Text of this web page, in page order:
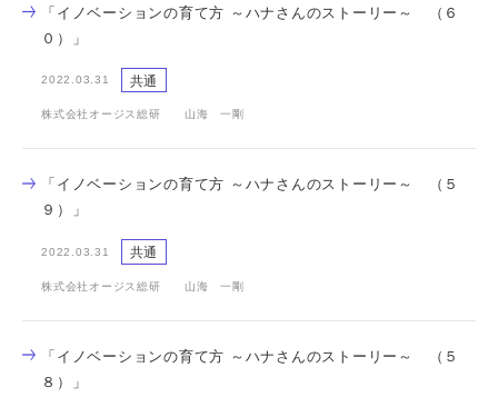
「イノベーションの育て方 ～ハナさんのストーリー～ （６
０）」
2022.03.31 共通
株式会社オージス総研 山海 一剛
「イノベーションの育て方 ～ハナさんのストーリー～ （５
９）」
2022.03.31 共通
株式会社オージス総研 山海 一剛
「イノベーションの育て方 ～ハナさんのストーリー～ （５
８）」